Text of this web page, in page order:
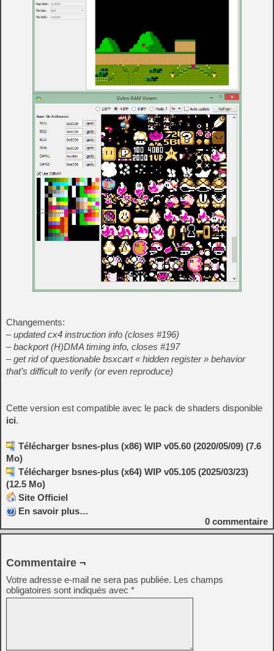
Changements:
– updated cx4 instruction info (closes #196)
– backport (H)DMA timing info, closes #197
– get rid of questionable bsxcart « hidden register » behavior
that’s difficult to verify (or even reproduce)
Cette version est compatible avec le pack de shaders disponible
ici.
Télécharger bsnes-plus (x86) WIP v05.60 (2020/05/09) (7.6
Mo)
Télécharger bsnes-plus (x64) WIP v05.105 (2025/03/23)
(12.5 Mo)
Site Officiel
En savoir plus…
0 commentaire
Commentaire ¬
Votre adresse e-mail ne sera pas publiée. Les champs
obligatoires sont indiqués avec *